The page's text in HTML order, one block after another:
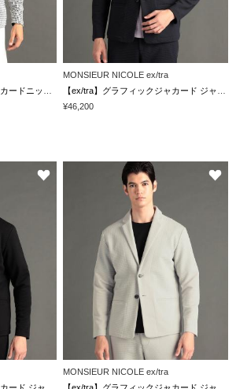
MONSIEUR NICOLE ex/tra
¥46,200
MONSIEUR NICOLE ex/tra